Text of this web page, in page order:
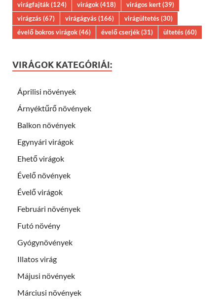
virágfajták(124) virágok(418) virágos kert(39)
virágzás(67) virágágyás(166) virágültetés(30)
évelő bokros virágok(46) évelő cserjék(31) ültetés(60)
VIRÁGOK KATEGÓRIÁI:
Áprilisi növények
Árnyéktűrő növények
Balkon növények
Egynyári virágok
Ehető virágok
Évelő növények
Évelő virágok
Februári növények
Futó növény
Gyógynövények
Illatos virág
Májusi növények
Márciusi növények